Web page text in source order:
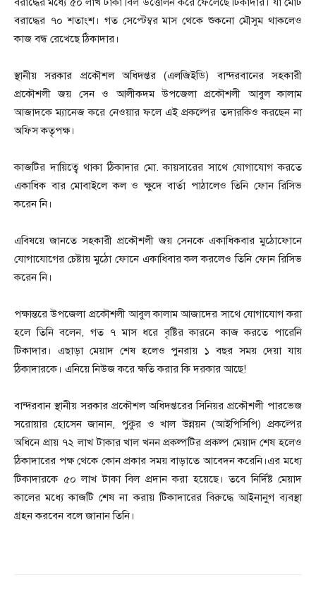
বরাদ্ধের ৭০ শতাংশ। গত সেপ্টেম্বর মাস থেকে শুকনো মৌসুম থাকলেও
কাজ বন্ধ রেখেছে ঠিকাদার।
স্থানীয় সরকার প্রকৌশল অধিদপ্তর (এলজিইডি) বান্দরবানের সহকারী
প্রকৌশলী জয় সেন ও আলীকদম উপজেলা প্রকৌশলী আবুল কালাম
আজাদকে ম্যানেজ করে নেওয়ার ফলে এই প্রকল্পের তদারকিও করছেন না
অফিস কতৃপক্ষ।
কাজটির দায়িত্বে থাকা ঠিকাদার মো. কায়সারের সাথে যোগাযোগ করতে
একাধিক বার মোবাইলে কল ও ক্ষুদে বার্তা পাঠালেও তিনি ফোন রিসিভ
করেন নি।
এবিষয়ে জানতে সহকারী প্রকৌশলী জয় সেনকে একাধিকবার মুঠোফোনে
যোগাযোগের চেষ্টায় মুঠো ফোনে একাধিবার কল করলেও তিনি ফোন রিসিভ
করেন নি।
পক্ষান্তরে উপজেলা প্রকৌশলী আবুল কালাম আজাদের সাথে যোগাযোগ করা
হলে তিনি বলেন, গত ৭ মাস ধরে বৃষ্টির কারনে কাজ করতে পারেনি
টিকাদার। এছাড়া মেয়াদ শেষ হলেও পুনরায় ১ বছর সময় দেয়া যায়
ঠিকাদারকে। এনিয়ে নিউজ করে ক্ষতি করার কি দরকার আছে!
বান্দরবান স্থানীয় সরকার প্রকৌশল অধিদপ্তরের সিনিয়র প্রকৌশলী পারভেজ
সরোয়ার হোসেন জানান, পুকুর ও খাল উন্নয়ন (আইপিসিপি) প্রকল্পের
অধিনে প্রায় ৭২ লাখ টাকার খাল খনন প্রকল্পটির প্রকল্প মেয়াদ শেষ হলেও
ঠিকাদারের পক্ষ থেকে কোন প্রকার সময় বাড়াতে আবেদন করেনি।এর মধ্যে
টিকাদারকে ৫০ লাখ টাকা বিল প্রদান করা হয়েছে। তবে নির্দিষ্ট মেয়াদ
কালের মধ্যে কাজটি শেষ না করায় টিকাদারের বিরুদ্ধে আইনানুগ ব্যবস্থা
গ্রহন করবেন বলে জানান তিনি।